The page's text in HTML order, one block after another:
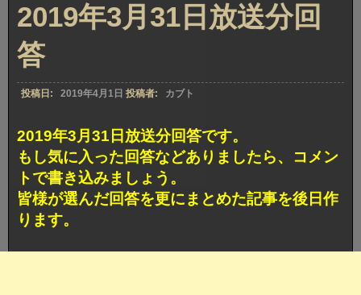
2019年3月31日放送分回
答
投稿日: 2019年4月1日 投稿者: カブト
2019年3月31日放送分回答です。
もし気に入った回答などありましたら、コメン
トで書き込みましょう。
皆様が選んだ回答を更にまとめた記事を後日作
ります。